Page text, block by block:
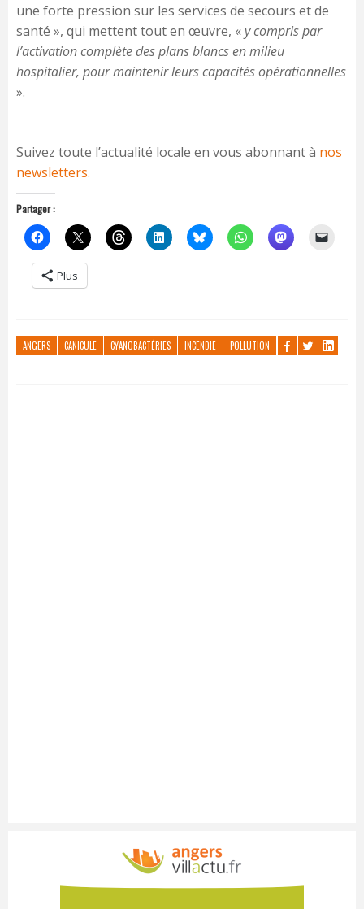
une forte pression sur les services de secours et de
santé », qui mettent tout en œuvre, «y compris par
l’activation complète des plans blancs en milieu
hospitalier, pour maintenir leurs capacités opérationnelles
».
Suivez toute l’actualité locale en vous abonnant à nos
newsletters.
Partager :
Plus
ANGERS CANICULE CYANOBACTÉRIES INCENDIE POLLUTION